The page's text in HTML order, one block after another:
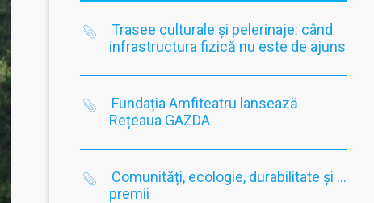
Trasee culturale și pelerinaje: când
infrastructura fizică nu este de ajuns
Fundația Amfiteatru lansează
Rețeaua GAZDA
Comunități, ecologie, durabilitate și …
premii